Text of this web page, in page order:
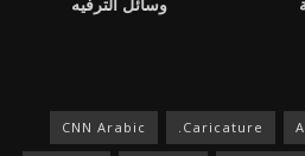
Caricature.
CNN Arabic